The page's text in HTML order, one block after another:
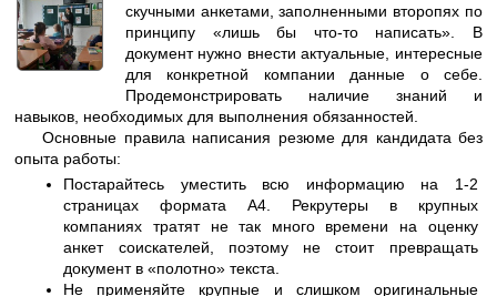
скучными анкетами, заполненными второпях по
принципу «лишь бы что-то написать». В
документ нужно внести актуальные, интересные
для конкретной компании данные о себе.
Продемонстрировать наличие знаний и
навыков, необходимых для выполнения обязанностей.
Основные правила написания резюме для кандидата без
опыта работы:
Постарайтесь уместить всю информацию на 1-2
страницах формата A4. Рекрутеры в крупных
компаниях тратят не так много времени на оценку
анкет соискателей, поэтому не стоит превращать
документ в «полотно» текста.
Не применяйте крупные и слишком оригинальные